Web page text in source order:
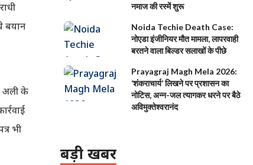
बयान
अली के
भी
नमाज की रस्में शुरू
Noida Techie Death Case:
नोएडा इंजीनियर मौत मामला, लापरवाही
बरतने वाला बिल्डर सलाखों के पीछे
Prayagraj Magh Mela 2026:
‘शंकराचार्य’ लिखने पर प्रशासन का
नोटिस, अन्न-जल त्यागकर धरने पर बैठे
अविमुक्तेश्वरानंद
बड़ी खबर